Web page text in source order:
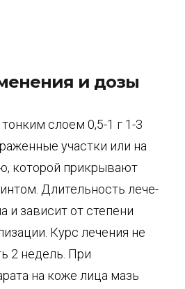
и дозы
слоем 0,5-1 г 1-3
участки или на
которой прикрывают
Длительность лече­
и зависит от степени
Курс лечения не
2 недель. При
на коже лица мазь